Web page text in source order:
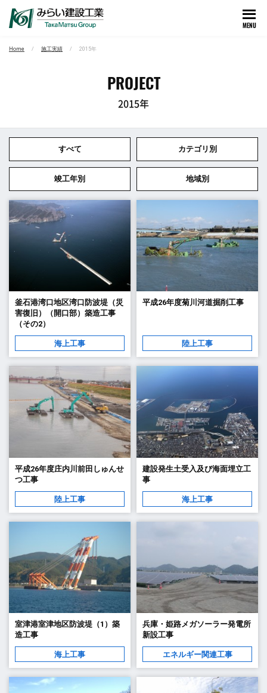
MENU
Home 施工実績 2015年
PROJECT
2015年
すべて カテゴリ別
竣工年別 地域別
釜石港湾口地区湾口防波堤（災
害復旧）（開口部）築造工事
（その2）
海上工事
平成26年度菊川河道掘削工事
陸上工事
平成26年度庄内川前田しゅんせ
つ工事
陸上工事
建設発生土受入及び海面埋立工
事
海上工事
室津港室津地区防波堤（1）築
造工事
海上工事
兵庫・姫路メガソーラー発電所
新設工事
エネルギー関連工事